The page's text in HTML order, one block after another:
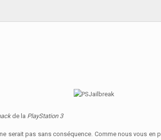
de la PlayStation 3
serait pas sans conséquence. Comme nous vous en